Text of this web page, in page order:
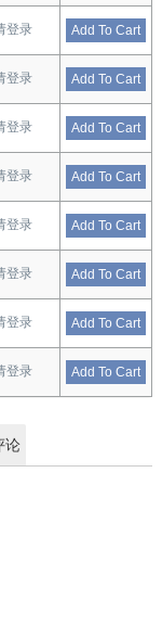
登录 Add To Cart
登录 Add To Cart
登录 Add To Cart
登录 Add To Cart
登录 Add To Cart
登录 Add To Cart
登录 Add To Cart
登录 Add To Cart
论